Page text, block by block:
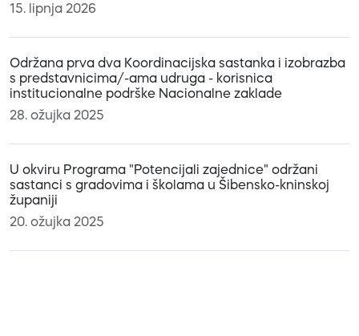
15. lipnja 2026
Održana prva dva Koordinacijska sastanka i izobrazba
s predstavnicima/-ama udruga - korisnica
institucionalne podrške Nacionalne zaklade
28. ožujka 2025
U okviru Programa "Potencijali zajednice" održani
sastanci s gradovima i školama u Šibensko-kninskoj
županiji
20. ožujka 2025